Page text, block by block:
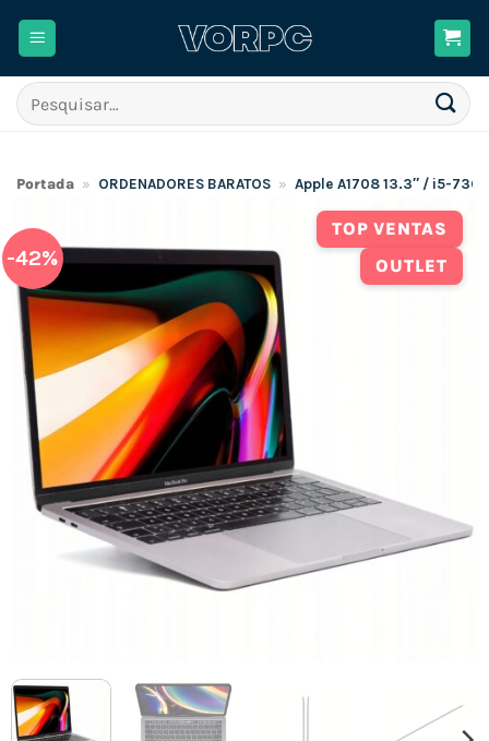
Pesquisar
por:
Portada » ORDENADORES BARATOS » Apple A1708 13.3″ / i5-
TOP VENTAS
OUTLET
-42%